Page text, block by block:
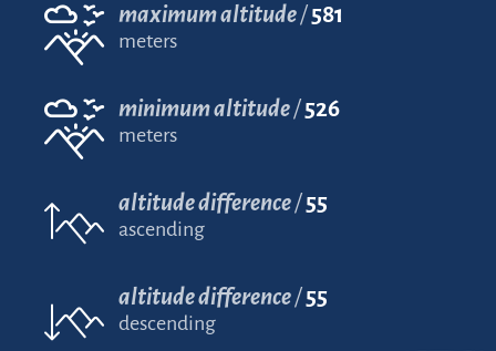
maximum altitude 581
meters
minimum altitude 526
meters
altitude difference 55
ascending
altitude difference 55
descending